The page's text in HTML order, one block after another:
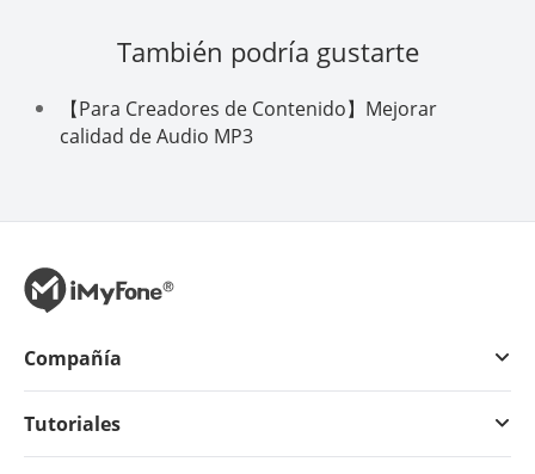
También podría gustarte
【Para Creadores de Contenido】Mejorar
calidad de Audio MP3
Compañía
Tutoriales